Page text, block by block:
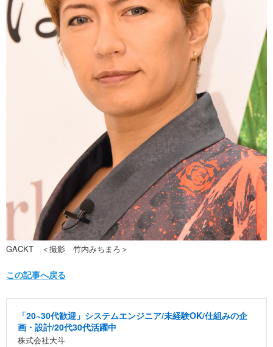
GACKT ＜撮影 竹内みちまろ＞
この記事へ戻る
「20~30代歓迎」システムエンジニア/未経験OK/仕組みの企
画・設計/20代30代活躍中
株式会社大斗